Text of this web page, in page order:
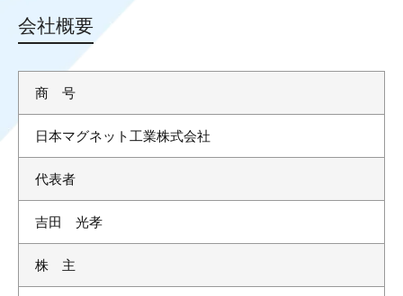
会社概要
商 号
日本マグネット工業株式会社
代表者
吉田 光孝
株 主